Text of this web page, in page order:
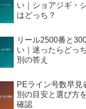
い｜ショアジギ・
はどっち？
リール2500番と
い｜迷ったらどっ
別の答え
PEライン号数早見
別の目安と選び方
確認